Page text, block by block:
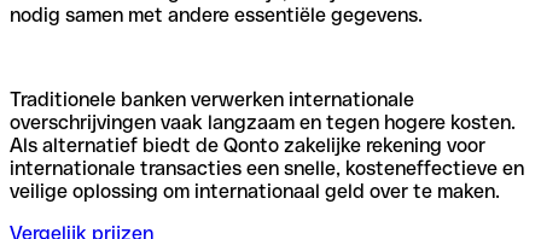
nodig samen met andere essentiële gegevens.
Traditionele banken verwerken internationale
overschrijvingen vaak langzaam en tegen hogere kosten.
Als alternatief biedt de Qonto zakelijke rekening voor
internationale transacties een snelle, kosteneffectieve en
veilige oplossing om internationaal geld over te maken.
Vergelijk prijzen